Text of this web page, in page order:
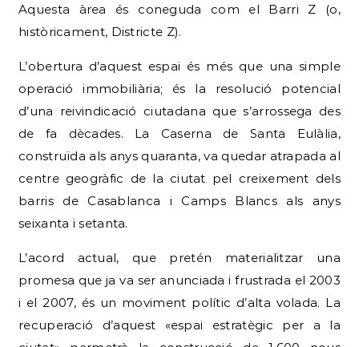
L’obertura d’aquest espai és més que una simple
operació immobiliària; és la resolució potencial
de fa dècades. La Caserna de Santa Eulàlia,
construïda als anys quaranta, va quedar atrapada al
centre geogràfic de la ciutat pel creixement dels
barris de Casablanca i Camps Blancs als anys
seixanta i setanta.
L’acord actual, que pretén materialitzar una
promesa que ja va ser anunciada i frustrada el 2003
recuperació d’aquest «espai estratègic per a la
ciutat» permetrà la construcció de 1.600 nous
habitatges, un factor crucial per alleujar la pressió
immobiliària a Sant Boi i la resta del Baix Llobregat.